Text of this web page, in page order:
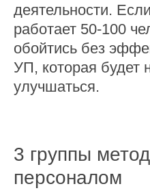
деятельности.
работает 50-100
обойтись без
УП, которая будет
улучшаться.
3 группы
персоналом